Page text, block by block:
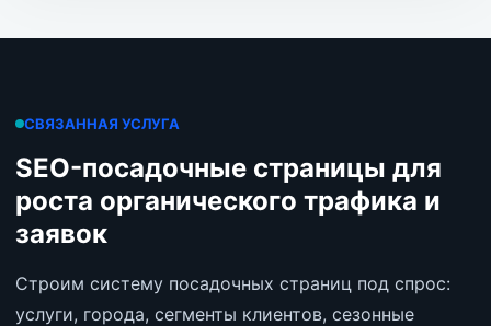
СВЯЗАННАЯ УСЛУГА
SEO-посадочные страницы для
роста органического трафика и
заявок
Строим систему посадочных страниц под спрос:
услуги, города, сегменты клиентов, сезонные